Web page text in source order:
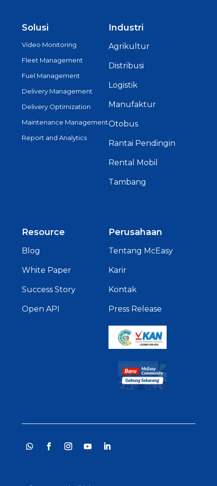
Solusi
Video Monitoring
Fleet Management
Fuel Management
Delivery Management
Delivery Optimization
Maintenance Management
Report and Analytics
Industri
Agrikultur
Distribusi
Logistik
Manufaktur
Otobus
Rantai Pendingin
Rental Mobil
Tambang
Resource
Blog
White Paper
Success Story
Open API
Perusahaan
Tentang McEasy
Karir
Kontak
Press Release